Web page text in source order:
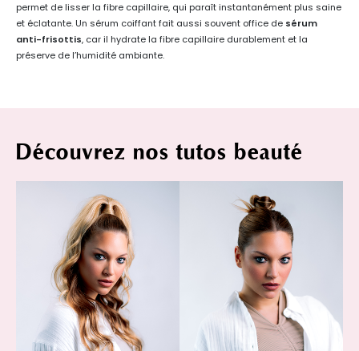
permet de lisser la fibre capillaire, qui paraît instantanément plus saine
et éclatante. Un sérum coiffant fait aussi souvent office de sérum
anti-frisottis, car il hydrate la fibre capillaire durablement et la
préserve de l’humidité ambiante.
Découvrez nos tutos beauté